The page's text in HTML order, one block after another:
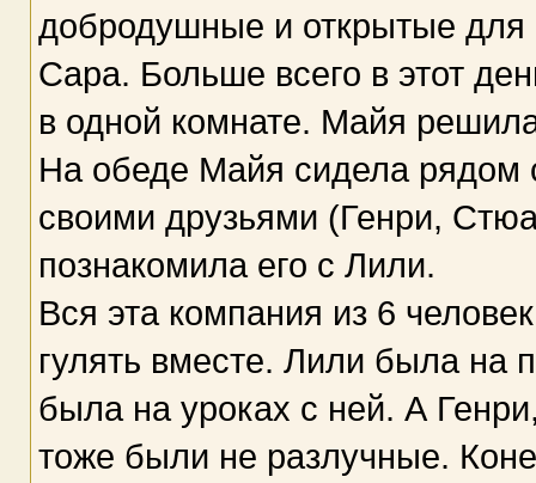
добродушные и открытые
Сара. Больше всего в этот
в одной комнате. Майя
На обеде Майя сидела рядом
своими друзьями (Генри,
познакомила его с Лили.
Вся эта компания из 6
гулять вместе. Лили была на
была на уроках с ней. А
тоже были не разлучные.